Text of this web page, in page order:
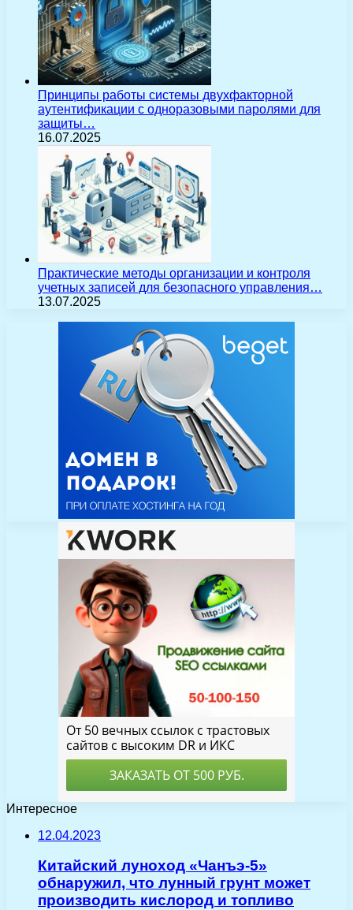
Принципы работы системы двухфакторной
аутентификации с одноразовыми паролями для
защиты…
16.07.2025
Практические методы организации и контроля
учетных записей для безопасного управления…
13.07.2025
Интересное
12.04.2023
Китайский луноход «Чанъэ-5»
обнаружил, что лунный грунт может
производить кислород и топливо